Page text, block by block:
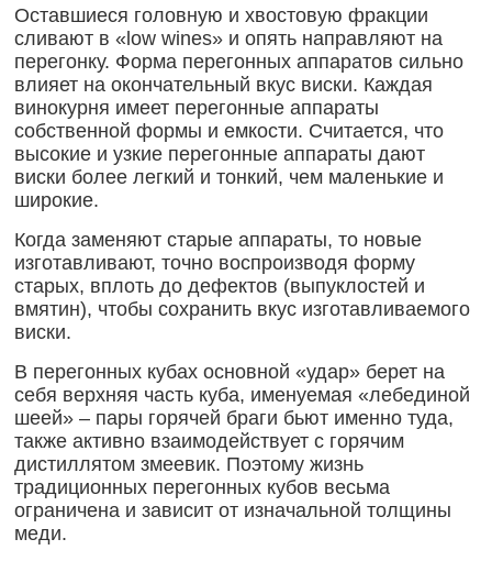
Оставшиеся головную и хвостовую фракции
сливают в «low wines» и опять направляют на
перегонку. Форма перегонных аппаратов сильно
влияет на окончательный вкус виски. Каждая
винокурня имеет перегонные аппараты
собственной формы и емкости. Считается, что
высокие и узкие перегонные аппараты дают
виски более легкий и тонкий, чем маленькие и
широкие.
Когда заменяют старые аппараты, то новые
изготавливают, точно воспроизводя форму
старых, вплоть до дефектов (выпуклостей и
вмятин), чтобы сохранить вкус изготавливаемого
виски.
В перегонных кубах основной «удар» берет на
себя верхняя часть куба, именуемая «лебединой
шеей» – пары горячей браги бьют именно туда,
также активно взаимодействует с горячим
дистиллятом змеевик. Поэтому жизнь
традиционных перегонных кубов весьма
ограничена и зависит от изначальной толщины
меди.